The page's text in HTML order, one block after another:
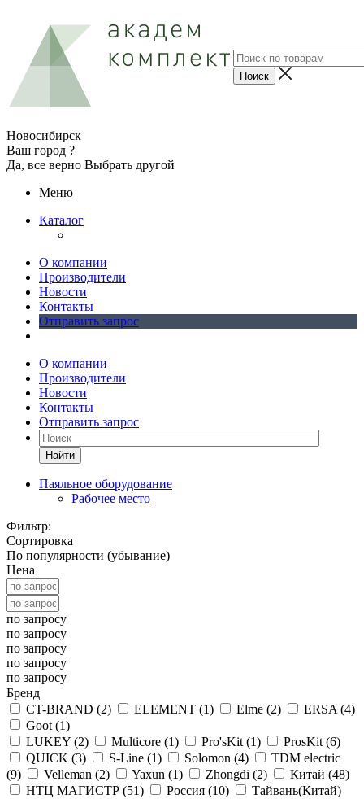
Новосибирск
Ваш город ?
Да, все верно Выбрать другой
Меню
Каталог
О компании
Производители
Новости
Контакты
Отправить запрос
О компании
Производители
Новости
Контакты
Отправить запрос
Найти
Паяльное оборудование
Рабочее место
Фильтр:
Сортировка
По популярности (убывание)
Цена
по запросу
по запросу
по запросу
по запросу
по запросу
Бренд
CT-BRAND (2) ELEMENT (1) Elme (2) ERSA (4)
Goot (1)
LUKEY (2) Multicore (1) Pro'sKit (1) ProsKit (6)
QUICK (3) S-Line (1) Solomon (4)
TDM electric
(9) Velleman (2) Yaxun (1) Zhongdi (2) Китай (48)
НТЦ МАГИСТР (51) Россия (10)
Тайвань(Китай)